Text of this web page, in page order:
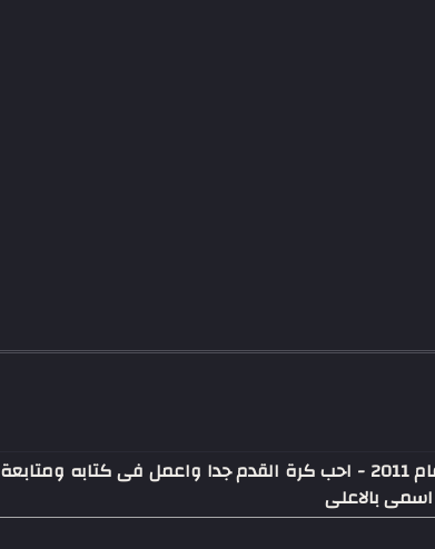
كاتب ومحرر موقع عالم رياضه كورة القدم - تخرجت من كليه الاعلام عام 2011 - احب كرة القدم جدا واعمل فى كتابه ومتابعة
بالاعلى